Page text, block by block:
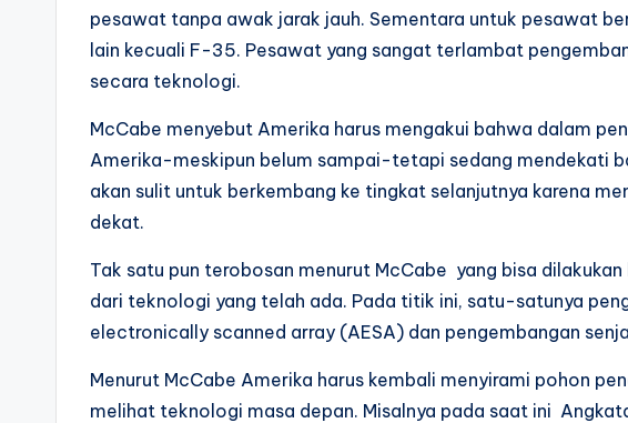
pesawat tanpa awak jarak jauh. Sementara untuk pesawat
lain kecuali F-35. Pesawat yang sangat terlambat
secara teknologi.
McCabe menyebut Amerika harus mengakui bahwa dalam
Amerika-meskipun belum sampai-tetapi sedang mendekati
akan sulit untuk berkembang ke tingkat selanjutnya karena
dekat.
Tak satu pun terobosan menurut McCabe yang bisa
dari teknologi yang telah ada. Pada titik ini, satu-satunya
electronically scanned array (AESA) dan pengembangan
Menurut McCabe Amerika harus kembali menyirami pohon
melihat teknologi masa depan. Misalnya pada saat ini